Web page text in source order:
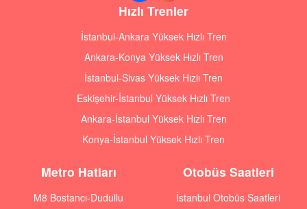
Hızlı Trenler
İstanbul-Ankara Yüksek Hızlı Tren
Ankara-Konya Yüksek Hızlı Tren
İstanbul-Sivas Yüksek Hızlı Tren
Eskişehir-İstanbul Yüksek Hızlı Tren
Ankara-İstanbul Yüksek Hızlı Tren
Konya-İstanbul Yüksek Hızlı Tren
Metro Hatları
M8 Bostancı-Dudullu
Otobüs Saatleri
İstanbul Otobüs Saatleri